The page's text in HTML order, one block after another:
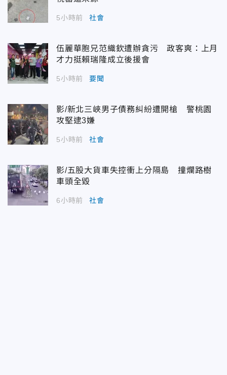
5小時前 社會
伍麗華胞兄范織欽遭辦貪污 政客爽：上月
才力挺賴瑞隆成立後援會
5小時前 要聞
影/新北三峽男子債務糾紛遭開槍 警桃園
攻堅逮3嫌
5小時前 社會
影/五股大貨車失控衝上分隔島 撞爛路樹
車頭全毀
6小時前 社會